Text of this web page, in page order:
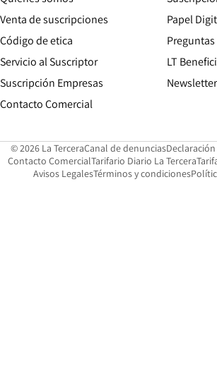
Venta de suscripciones
Código de etica Opens in new window
Servicio al Suscriptor
Suscripción Empresas
Contacto Comercial
Papel
LT
© 2026 La TerceraCanal de denunciasOpens in
Contacto ComercialOpens in new window
Tarifario Diario La Tercera
Avisos LegalesOpens in new window
Términos y condiciones